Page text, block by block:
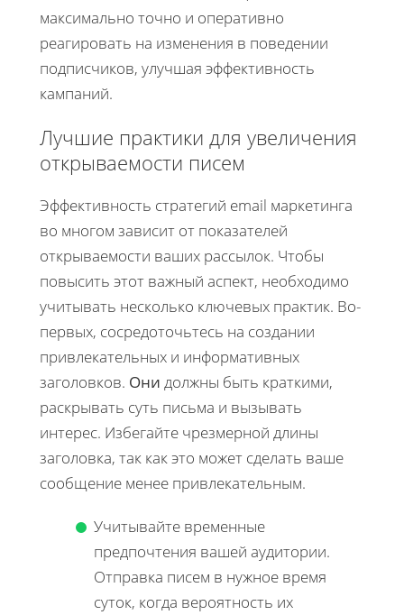
максимально точно и оперативно
реагировать на изменения в поведении
подписчиков, улучшая эффективность
кампаний.
Лучшие практики для увеличения
открываемости писем
Эффективность стратегий email маркетинга
во многом зависит от показателей
открываемости ваших рассылок. Чтобы
повысить этот важный аспект, необходимо
учитывать несколько ключевых практик. Во-
первых, сосредоточьтесь на создании
привлекательных и информативных
заголовков. Они должны быть краткими,
раскрывать суть письма и вызывать
интерес. Избегайте чрезмерной длины
заголовка, так как это может сделать ваше
сообщение менее привлекательным.
Учитывайте временные
предпочтения вашей аудитории.
Отправка писем в нужное время
суток, когда вероятность их